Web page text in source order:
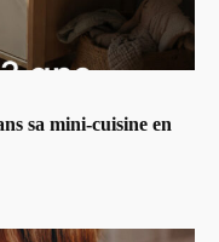
sa mini-cuisine en